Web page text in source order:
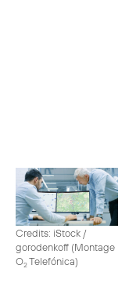
Credits: iStock /
gorodenkoff (Montage
O2Telefónica)